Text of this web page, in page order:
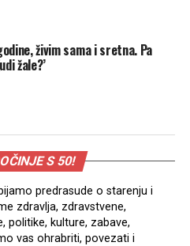
živim sama i sretna. Pa
žale?’
S 50!
predrasude o starenju i
zdravlja, zdravstvene,
politike, kulture, zabave,
vas ohrabriti, povezati i